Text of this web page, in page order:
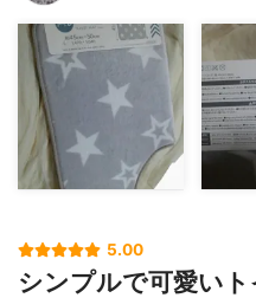
5.00
シンプルで可愛いト